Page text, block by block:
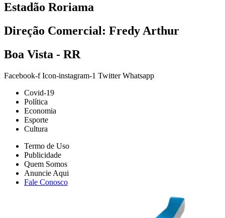
Estadão Roriama
Direção Comercial: Fredy Arthur
Boa Vista - RR
Facebook-f Icon-instagram-1 Twitter Whatsapp
Covid-19
Política
Economia
Esporte
Cultura
Termo de Uso
Publicidade
Quem Somos
Anuncie Aqui
Fale Conosco